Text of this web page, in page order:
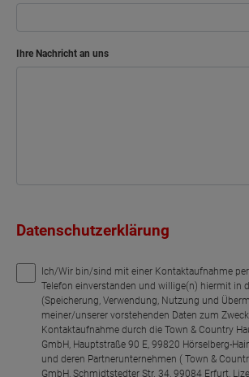
Ihre Nachricht an uns
Datenschutzerklärung
Ich/Wir bin/sind mit einer Kontaktaufnahme
Telefon einverstanden und willige(n) hiermit in
(Speicherung, Verwendung, Nutzung und
meiner/unserer vorstehenden Daten zum
Kontaktaufnahme durch die Town & Country
GmbH, Hauptstraße 90 E, 99820 Hörselberg-
und deren Partnerunternehmen ( Town &
GmbH, Schmidtstedter Str. 34, 99084 Erfurt,